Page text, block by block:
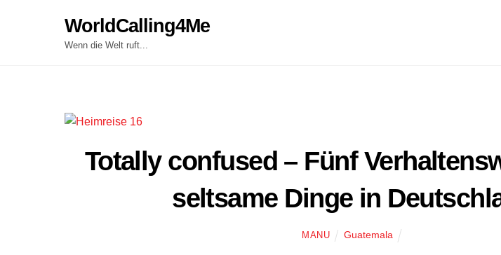
WorldCalling4Me
Wenn die Welt ruft...
Totally confused – Fünf
seltsame Dinge in
MANU Guatemala